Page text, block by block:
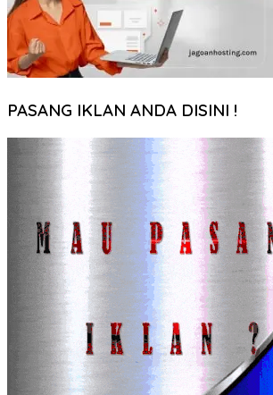
PASANG IKLAN ANDA DISINI !